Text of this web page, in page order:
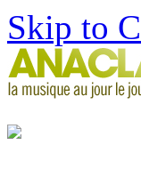
Skip to